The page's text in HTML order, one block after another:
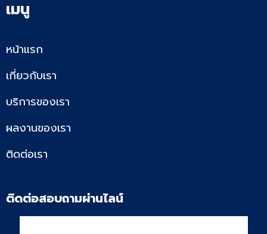
เมนู
หน้าแรก
เกี่ยวกับเรา
บริการของเรา
ผลงานของเรา
ติดต่อเรา
ติดต่อสอบถามผ่านไลน์